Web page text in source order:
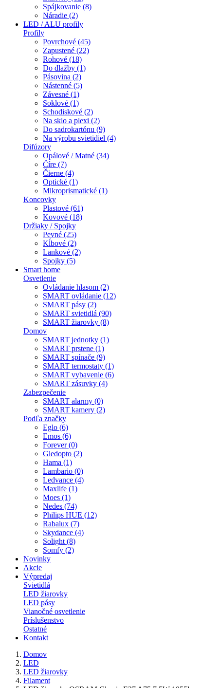
Spájkovanie (8)
Náradie (2)
LED / ALU profily
Profily
Povrchové (45)
Zapustené (22)
Rohové (18)
Do dlažby (1)
Pásovina (2)
Nástenné (5)
Závesné (1)
Soklové (1)
Schodiskové (2)
Na sklo a plexi (2)
Do sadrokartónu (9)
Na výrobu svietidiel (4)
Difúzory
Opálové / Matné (34)
Číre (7)
Čierne (4)
Optické (1)
Mikroprismatické (1)
Koncovky
Plastové (61)
Kovové (18)
Držiaky / Spojky
Pevné (25)
Kĺbové (2)
Lankové (2)
Spojky (5)
Smart home
Osvetlenie
Ovládanie hlasom (2)
SMART ovládanie (12)
SMART pásy (2)
SMART svietidlá (90)
SMART žiarovky (8)
Domov
SMART jednotky (1)
SMART prstene (1)
SMART spínače (9)
SMART termostaty (1)
SMART vybavenie (6)
SMART zásuvky (4)
Zabezpečenie
SMART alarmy (0)
SMART kamery (2)
Podľa značky
Eglo (6)
Emos (6)
Forever (0)
Gledopto (2)
Hama (1)
Lambario (0)
Ledvance (4)
Maxlife (1)
Moes (1)
Nedes (74)
Philips HUE (12)
Rabalux (7)
Skydance (4)
Solight (8)
Somfy (2)
Novinky
Akcie
Výpredaj
Svietidlá
LED žiarovky
LED pásy
Vianočné osvetlenie
Príslušenstvo
Ostatné
Kontakt
Domov
LED
LED žiarovky
Filament